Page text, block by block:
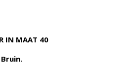
IN MAAT 40